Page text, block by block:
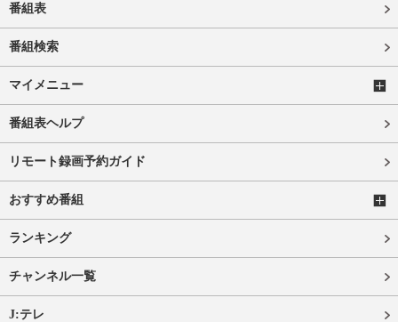
番組表
番組検索
マイメニュー
番組表ヘルプ
リモート録画予約ガイド
おすすめ番組
ランキング
チャンネル一覧
J:テレ